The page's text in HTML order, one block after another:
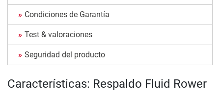
Condiciones de Garantía
Test & valoraciones
Seguridad del producto
Características: Respaldo Fluid Rower